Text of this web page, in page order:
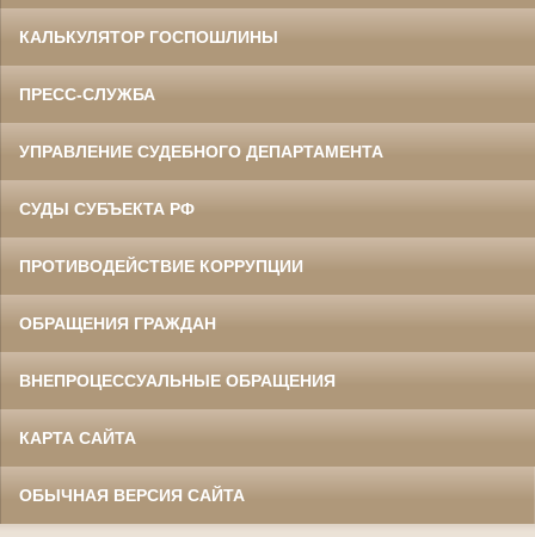
КАЛЬКУЛЯТОР ГОСПОШЛИНЫ
ПРЕСС-СЛУЖБА
УПРАВЛЕНИЕ СУДЕБНОГО ДЕПАРТАМЕНТА
СУДЫ СУБЪЕКТА РФ
ПРОТИВОДЕЙСТВИЕ КОРРУПЦИИ
ОБРАЩЕНИЯ ГРАЖДАН
ВНЕПРОЦЕССУАЛЬНЫЕ ОБРАЩЕНИЯ
КАРТА САЙТА
ОБЫЧНАЯ ВЕРСИЯ САЙТА